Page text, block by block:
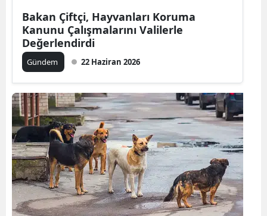
Bakan Çiftçi, Hayvanları Koruma
Kanunu Çalışmalarını Valilerle
Değerlendirdi
Gündem 22 Haziran 2026